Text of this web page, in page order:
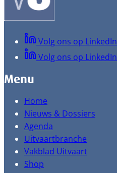
Volg ons op LinkedIn
Volg ons op LinkedIn
Menu
Home
Nieuws & Dossiers
Agenda
Uitvaartbranche
Vakblad Uitvaart
Shop